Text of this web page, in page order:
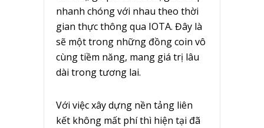
nhanh chóng với nhau theo thời
gian thực thông qua IOTA. Đây là
sẽ một trong những đồng coin vô
cùng tiềm năng, mang giá trị lâu
dài trong tương lai.
Với việc xây dựng nền tảng liên
kết không mất phí thì hiện tại đã